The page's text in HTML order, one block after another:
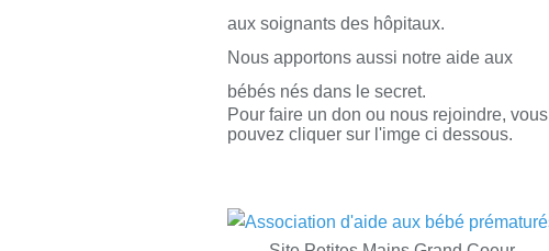
aux soignants des hôpitaux.
Nous apportons aussi notre aide aux
bébés nés dans le secret.
Pour faire un don ou nous rejoindre, vous
pouvez cliquer sur l'imge ci dessous.